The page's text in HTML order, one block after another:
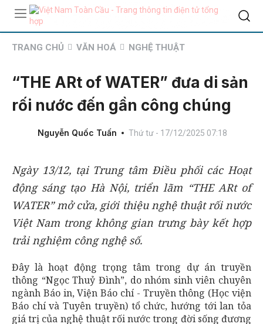
TRANG CHỦ VĂN HOÁ NGHỆ THUẬT
“THE ARt of WATER” đưa di sản
rối nước đến gần công chúng
Nguyễn Quốc Tuấn Thứ tư - 17/12/2025 07:18
Ngày 13/12, tại Trung tâm Điều phối các Hoạt
động sáng tạo Hà Nội, triển lãm “THE ARt of
WATER” mở cửa, giới thiệu nghệ thuật rối nước
Việt Nam trong không gian trưng bày kết hợp
trải nghiệm công nghệ số.
Đây là hoạt động trọng tâm trong dự án truyền
thông “Ngọc Thuỷ Đình”, do nhóm sinh viên chuyên
ngành Báo in, Viện Báo chí - Truyền thông (Học viện
Báo chí và Tuyên truyền) tổ chức, hướng tới lan tỏa
giá trị của nghệ thuật rối nước trong đời sống đương